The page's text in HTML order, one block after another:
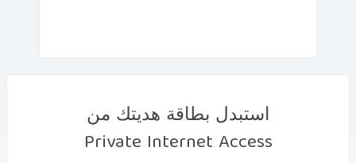
استبدل بطاقة هديتك من
Private Internet Access